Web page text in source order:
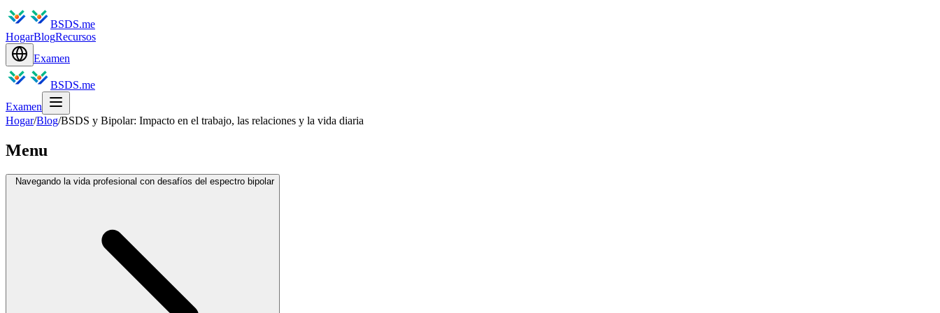
BSDS.me
HogarBlogRecursos
Examen
BSDS.me
Examen
Hogar/Blog/BSDS y Bipolar: Impacto en el trabajo, las relaciones y la vida diaria
Menu
Navegando la vida profesional con desafíos del espectro bipolar